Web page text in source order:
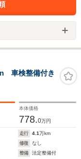
車検整備付き
本体価格
778.0万円
走行 4.1万km
修復
なし
整備
法定整備付